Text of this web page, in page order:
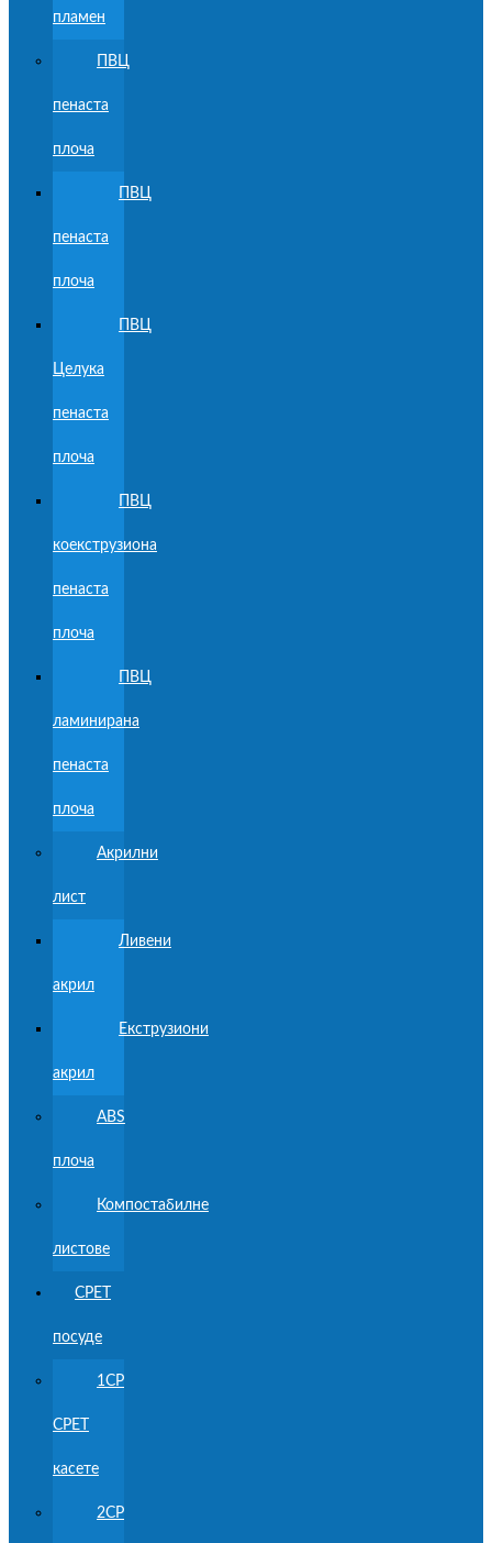
пламен
ПВЦ
пенаста
плоча
ПВЦ
пенаста
плоча
ПВЦ
Целука
пенаста
плоча
ПВЦ
коекструзиона
пенаста
плоча
ПВЦ
ламинирана
пенаста
плоча
Акрилни
лист
Ливени
акрил
Екструзиони
акрил
ABS
плоча
Компостабилне
листове
CPET
посуде
1CP
CPET
касете
2CP